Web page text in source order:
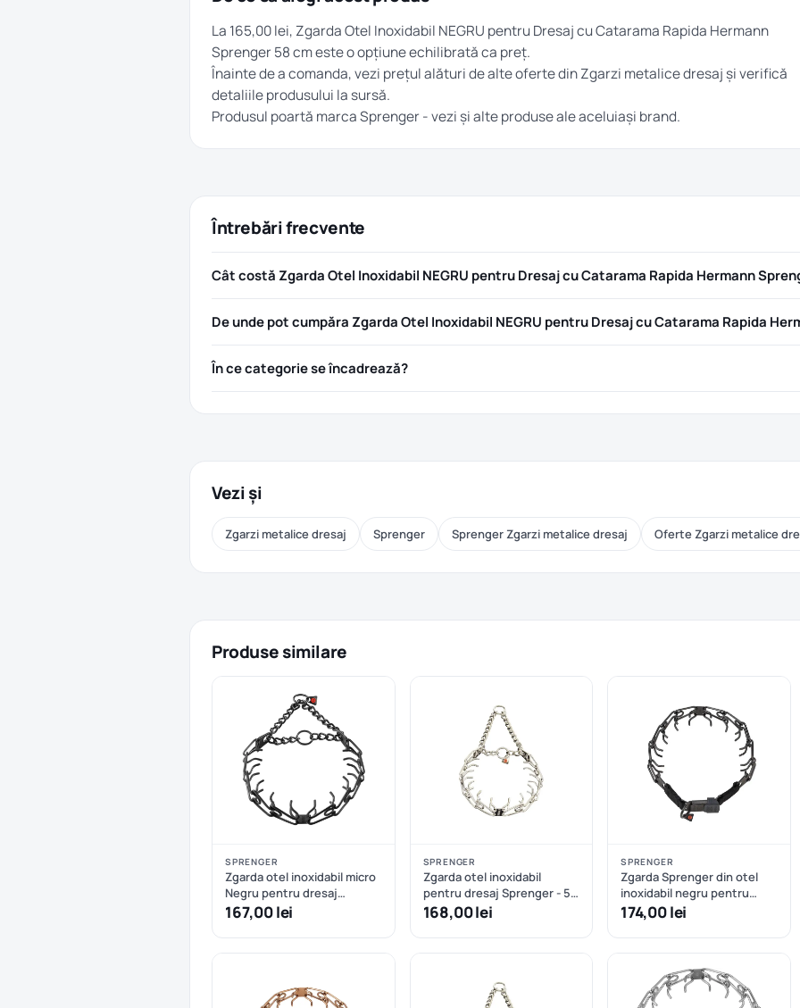
La 165,00 lei, Zgarda Otel Inoxidabil NEGRU pentru Dresaj cu Catarama Rapida Hermann
Sprenger 58 cm este o opțiune echilibrată ca preț.
Înainte de a comanda, vezi prețul alături de alte oferte dinZgarzi metalice dresaj și verifică
detaliile produsului la sursă.
Produsul poartă marcaSprenger- vezi și alte produse ale aceluiași brand.
Întrebări frecvente
Cât costă Zgarda Otel Inoxidabil NEGRU pentru Dresaj cu Catarama Rapida Hermann
De unde pot cumpăra Zgarda Otel Inoxidabil NEGRU pentru Dresaj cu Catarama Rapida
În ce categorie se încadrează?
Vezi și
Zgarzi metalice dresaj Sprenger Sprenger Zgarzi metalice dresaj Oferte Zgarzi metalice
Produse similare
SPRENGER
Zgarda otel inoxidabil micro
Negru pentru dresaj
Hermann Sprenger – 41 cm
167,00 lei
SPRENGER
Zgarda otel inoxidabil
pentru dresaj Sprenger - 58
cm - 3.2 mm
168,00 lei
SPRENGER
Zgarda Sprenger din otel
inoxidabil negru pentru
dresaj cu catarama rapida -
52cm
174,00 lei